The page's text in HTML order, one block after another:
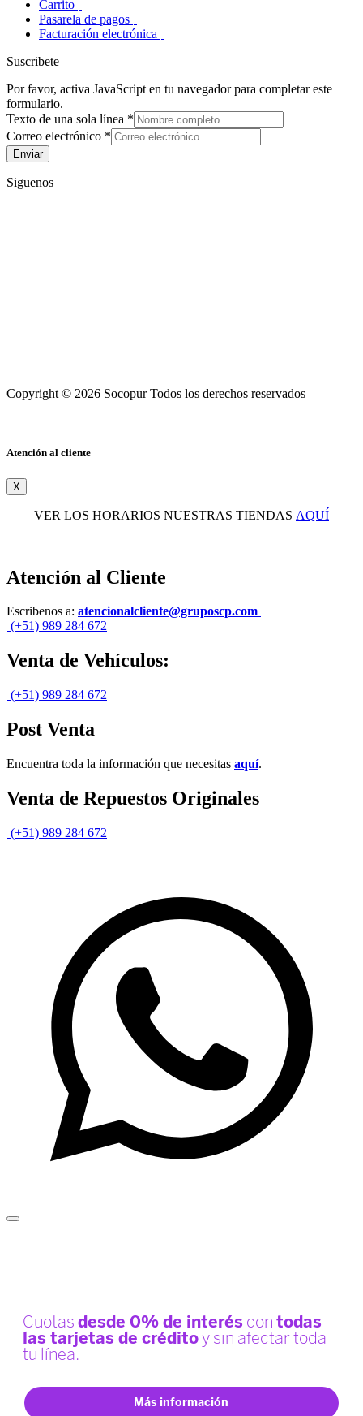
Carrito
Pasarela de pagos
Facturación electrónica
Suscribete
Por favor, activa JavaScript en tu navegador para completar este
formulario.
Texto de una sola línea *
Correo electrónico *
Enviar
Siguenos
Copyright © 2026 Socopur Todos los derechos reservados
Atención al cliente
X
VER LOS HORARIOS NUESTRAS TIENDAS AQUÍ
Atención al Cliente
Escribenos a: atencionalcliente@gruposcp.com
(+51) 989 284 672
Venta de Vehículos:
(+51) 989 284 672
Post Venta
Encuentra toda la información que necesitas aquí.
Venta de Repuestos Originales
(+51) 989 284 672